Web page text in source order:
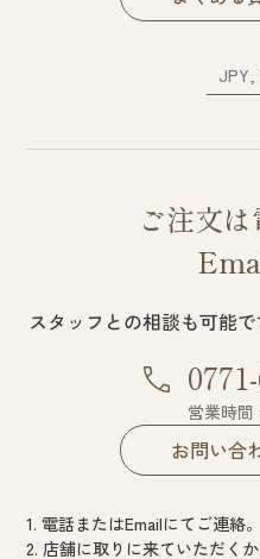
ご注文
スタッフとの相談も可能
営業時間
お問い合
1. 電話またはEmailにてご連絡。
2. 店舗に取りに来ていただく